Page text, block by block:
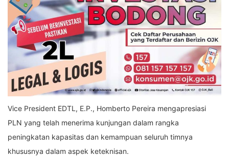
Vice President EDTL, E.P., Homberto Pereira mengapresiasi
PLN yang telah menerima kunjungan dalam rangka
peningkatan kapasitas dan kemampuan seluruh timnya
khususnya dalam aspek keteknisan.